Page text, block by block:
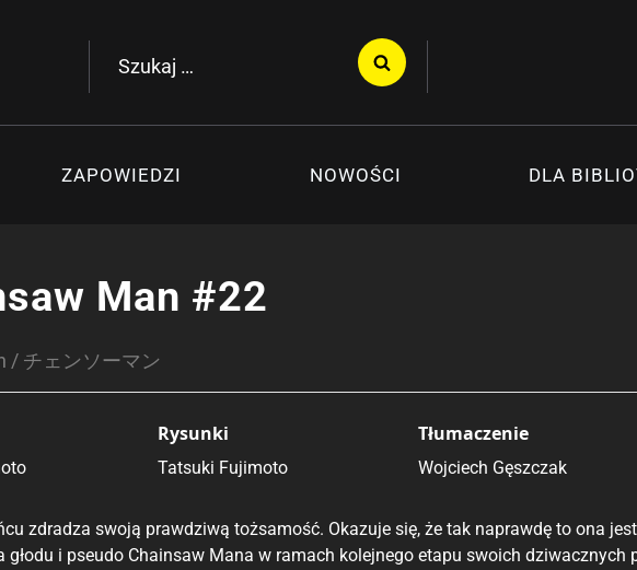
Szukaj:
ZAPOWIEDZI NOWOŚCI DLA
Man #22
/ チェンソーマン
Rysunki
Tatsuki Fujimoto
Tłumaczenie
Wojciech Gęszczak
zdradza swoją prawdziwą tożsamość. Okazuje się, że tak naprawdę to ona
głodu i pseudo Chainsaw Mana w ramach kolejnego etapu swoich dziwacznych